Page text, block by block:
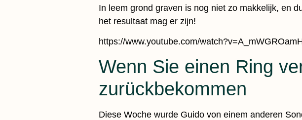
In leem grond graven is nog niet zo makkelijk, en
het resultaat mag er zijn!
https://www.youtube.com/
Wenn Sie einen Ring
zurückbekommen
Diese Woche wurde Guido von einem anderen